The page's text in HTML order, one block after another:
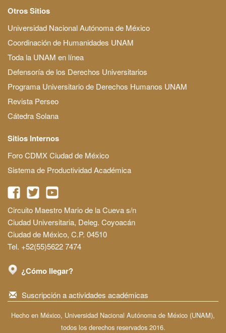
Otros Sitios
Universidad Nacional Autónoma de México
Coordinación de Humanidades UNAM
Toda la UNAM en línea
Defensoría de los Derechos Universitarios
Programa Universitario de Derechos Humanos UNAM
Revista Perseo
Cátedra Solana
Sitios Internos
Foro CDMX Ciudad de México
Sistema de Productividad Académica
Circuito Maestro Mario de la Cueva s/n
Ciudad Universitaria, Deleg. Coyoacán
Ciudad de México, C.P. 04510
Tel. +52(55)5622 7474
¿Cómo llegar?
Suscripción a actividades académicas
Hecho en México, Universidad Nacional Autónoma de México (UNAM),
todos los derechos reservados 2016.